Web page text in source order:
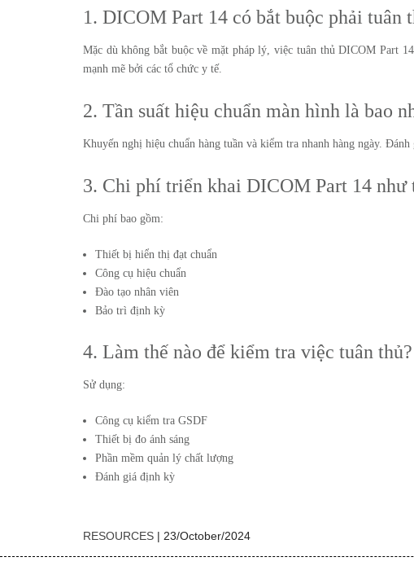
1. DICOM Part 14 có bắt buộc phải tuân
Mặc dù không bắt buộc về mặt pháp lý, việc tuân thủ DICOM Part
mạnh mẽ bởi các tổ chức y tế.
2. Tần suất hiệu chuẩn màn hình là bao
Khuyến nghị hiệu chuẩn hàng tuần và kiểm tra nhanh hàng ngày.
3. Chi phí triển khai DICOM Part 14 như
Chi phí bao gồm:
Thiết bị hiển thị đạt chuẩn
Công cụ hiệu chuẩn
Đào tạo nhân viên
Bảo trì định kỳ
4. Làm thế nào để kiểm tra việc tuân thủ?
Sử dụng:
Công cụ kiểm tra GSDF
Thiết bị đo ánh sáng
Phần mềm quản lý chất lượng
Đánh giá định kỳ
RESOURCES | 23/October/2024